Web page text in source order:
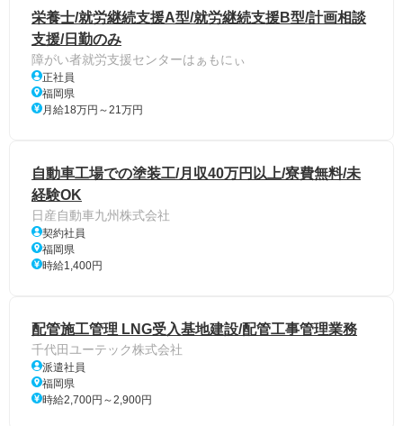
栄養士/就労継続支援A型/就労継続支援B型/計画相談
支援/日勤のみ
障がい者就労支援センターはぁもにぃ
正社員
福岡県
月給18万円～21万円
自動車工場での塗装工/月収40万円以上/寮費無料/未
経験OK
日産自動車九州株式会社
契約社員
福岡県
時給1,400円
配管施工管理 LNG受入基地建設/配管工事管理業務
千代田ユーテック株式会社
派遣社員
福岡県
時給2,700円～2,900円